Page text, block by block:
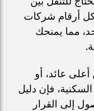
أرقام شركات
مما يمنحك
عائد، أو
فإن دليل
إلى القرار